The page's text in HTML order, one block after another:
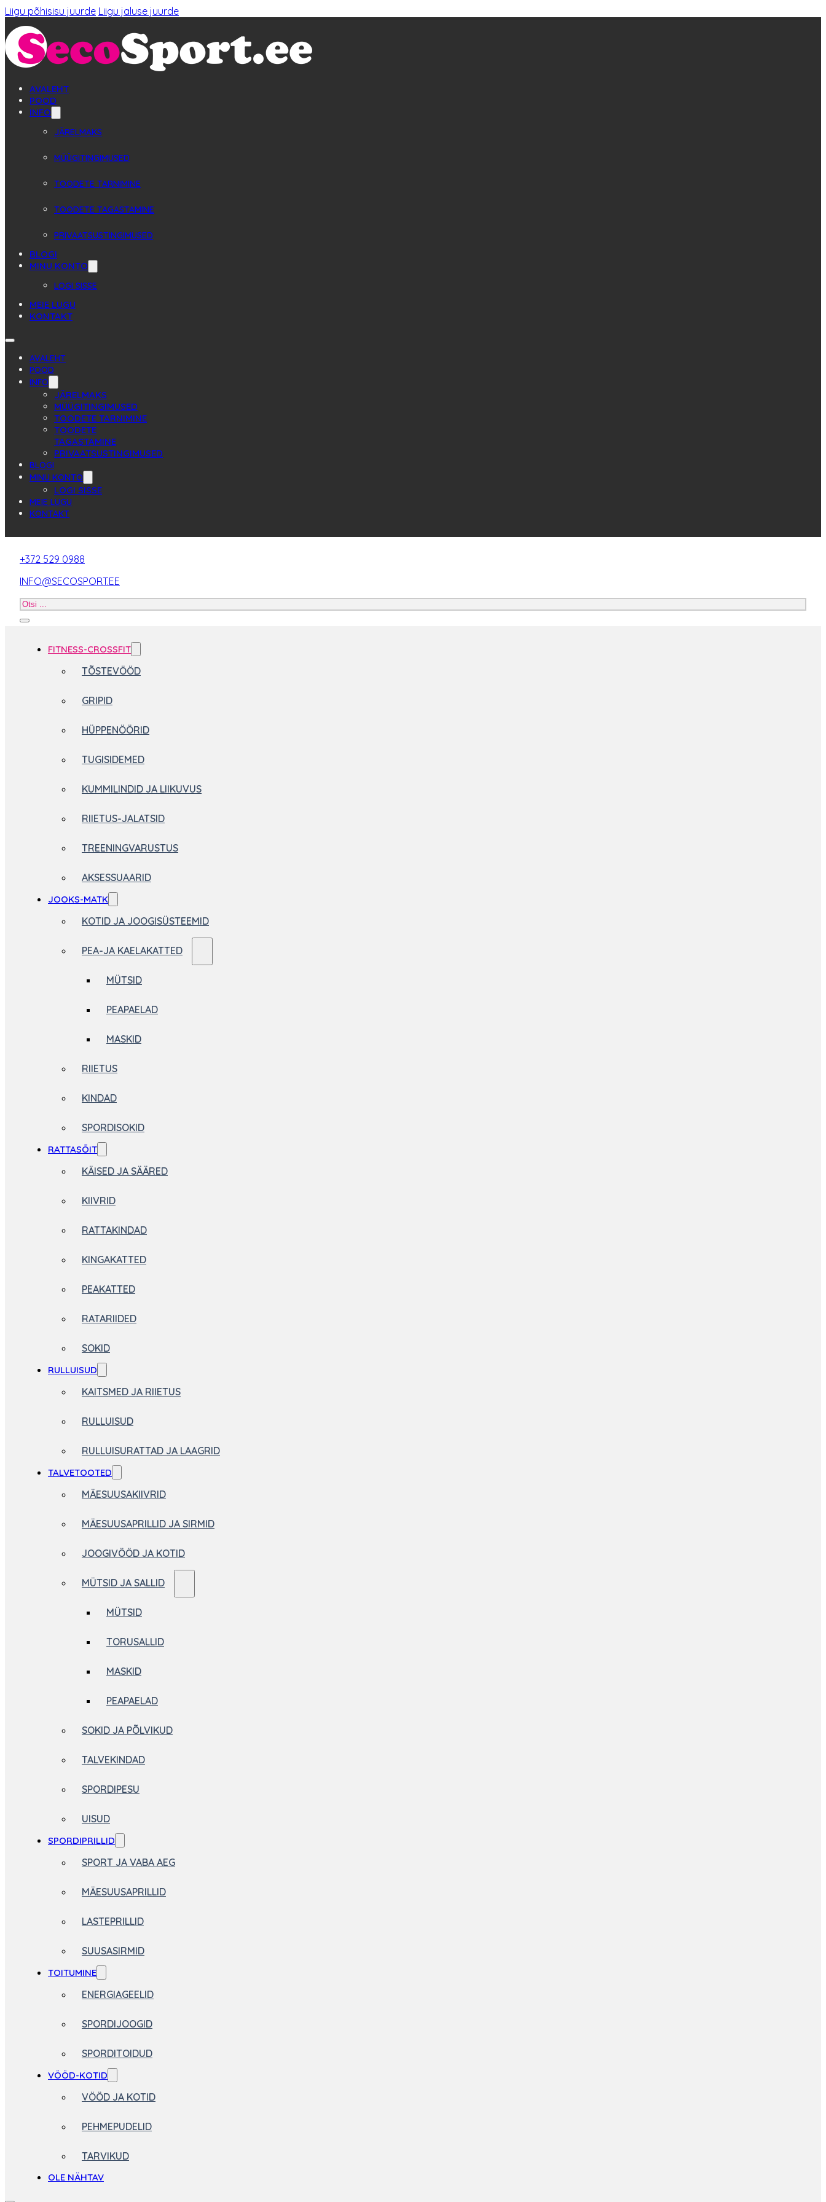
Liigu põhisisu juurde Liigu jaluse juurde
AVALEHT
POOD
INFO
JÄRELMAKS
MÜÜGITINGIMUSED
TOODETE TARNIMINE
TOODETE TAGASTAMINE
PRIVAATSUSTINGIMUSED
BLOGI
MINU KONTO
LOGI SISSE
MEIE LUGU
KONTAKT
AVALEHT
POOD
INFO
JÄRELMAKS
MÜÜGITINGIMUSED
TOODETE TARNIMINE
TOODETE
TAGASTAMINE
PRIVAATSUSTINGIMUSED
BLOGI
MINU KONTO
LOGI SISSE
MEIE LUGU
KONTAKT
+372 529 0988
INFO@SECOSPORT.EE
Otsi
FITNESS-CROSSFIT
TÕSTEVÖÖD
GRIPID
HÜPPENÖÖRID
TUGISIDEMED
KUMMILINDID JA LIIKUVUS
RIIETUS-JALATSID
TREENINGVARUSTUS
AKSESSUAARID
JOOKS-MATK
KOTID JA JOOGISÜSTEEMID
PEA-JA KAELAKATTED
MÜTSID
PEAPAELAD
MASKID
RIIETUS
KINDAD
SPORDISOKID
RATTASÕIT
KÄISED JA SÄÄRED
KIIVRID
RATTAKINDAD
KINGAKATTED
PEAKATTED
RATARIIDED
SOKID
RULLUISUD
KAITSMED JA RIIETUS
RULLUISUD
RULLUISURATTAD JA LAAGRID
TALVETOOTED
MÄESUUSAKIIVRID
MÄESUUSAPRILLID JA SIRMID
JOOGIVÖÖD JA KOTID
MÜTSID JA SALLID
MÜTSID
TORUSALLID
MASKID
PEAPAELAD
SOKID JA PÕLVIKUD
TALVEKINDAD
SPORDIPESU
UISUD
SPORDIPRILLID
SPORT JA VABA AEG
MÄESUUSAPRILLID
LASTEPRILLID
SUUSASIRMID
TOITUMINE
ENERGIAGEELID
SPORDIJOOGID
SPORDITOIDUD
VÖÖD-KOTID
VÖÖD JA KOTID
PEHMEPUDELID
TARVIKUD
OLE NÄHTAV